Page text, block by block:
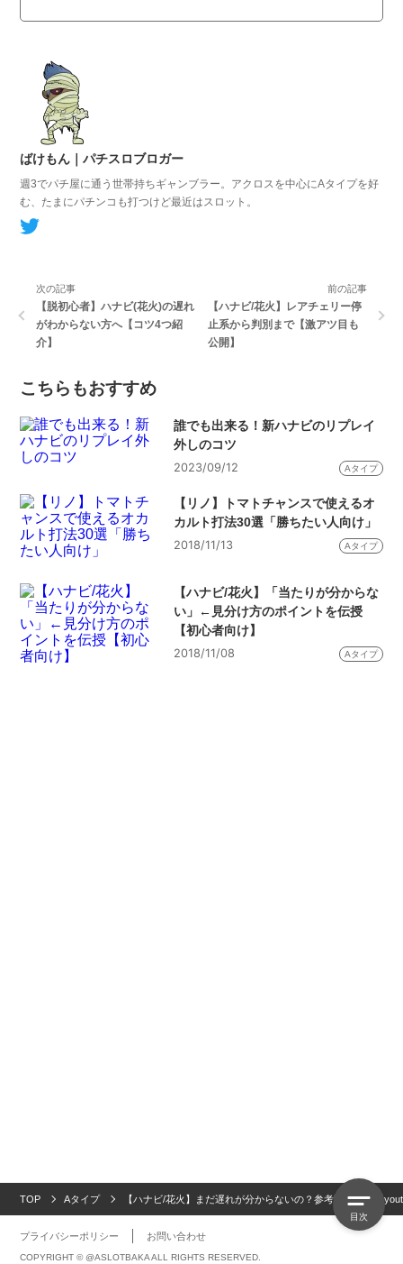
ばけもん｜パチスロブロガー
週3でパチ屋に通う世帯持ちギャンブラー。 アクロスを中心にAタイプを好
む、たまにパチンコも打つけど最近はスロット。
次の記事
【脱初心者】ハナビ(花火)の遅れ
がわからない方へ【コツ4つ紹
介】
前の記事
【ハナビ/花火】レアチェリー停
止系から判別まで【激アツ目も
公開】
こちらもおすすめ
誰でも出来る！新ハナビのリプレイ
外しのコツ
2023/09/12 Aタイプ
【リノ】トマトチャンスで使えるオ
カルト打法30選「勝ちたい人向け」
2018/11/13 Aタイプ
【ハナビ/花火】「当たりが分からな
い」←見分け方のポイントを伝授
【初心者向け】
2018/11/08 Aタイプ
目次
TOP Aタイプ 【ハナビ/花火】まだ遅れが分からないの？参考動画10選【
プライバシーポリシー お問い合わせ
COPYRIGHT © @ASLOTBAKA ALL RIGHTS RESERVED.